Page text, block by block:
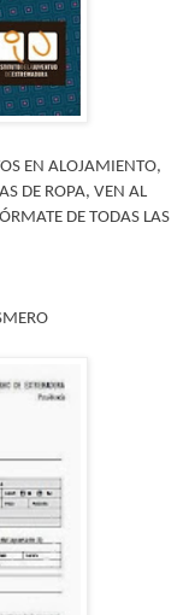
EN ALOJAMIENTO,
DE ROPA, VEN AL
DE TODAS LAS